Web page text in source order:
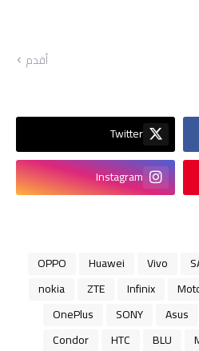
أقدم
Twitter
Instagram
Vivo
Huawei
OPPO
Infinix
ZTE
nokia
Asus
SONY
OnePlus
BLU
HTC
Condor